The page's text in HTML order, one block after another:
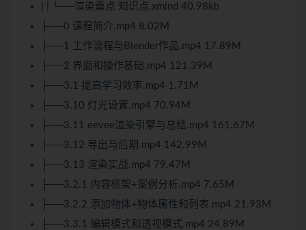
| | └──渲染重点 知识点.xmind 40.98kb
├──0 课程简介.mp4 8.02M
├──1 工作流程与Blender作品.mp4 17.89M
├──2 界面和操作基础.mp4 121.39M
├──3.1 提高学习效率.mp4 1.71M
├──3.10 灯光设置.mp4 70.94M
├──3.11 eevee渲染引擎与总结.mp4 161.67M
├──3.12 导出与后期.mp4 142.99M
├──3.13 渲染实战.mp4 79.47M
├──3.2.1 内容框架+案例分析.mp4 7.65M
├──3.2.2 添加物体+物体属性和列表.mp4 21.93M
├──3.3.1 编辑模式和透视模式.mp4 24.89M